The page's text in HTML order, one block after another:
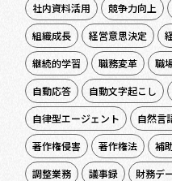
社内資料活用
競争力向上
組織成長
経営意思決定
継続的学習
職務変革 職
自動応答
自動文字起こし
自律型エージェント
自然言
著作権侵害
著作権法 補
調整業務
議事録 財務デ